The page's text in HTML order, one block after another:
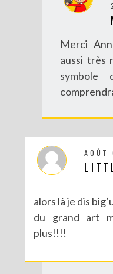
DIY :
Merci
aussi très
alors là je dis
du grand art
plus!!!!